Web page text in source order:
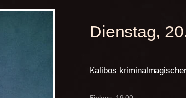
Dienstag,
Kalibos